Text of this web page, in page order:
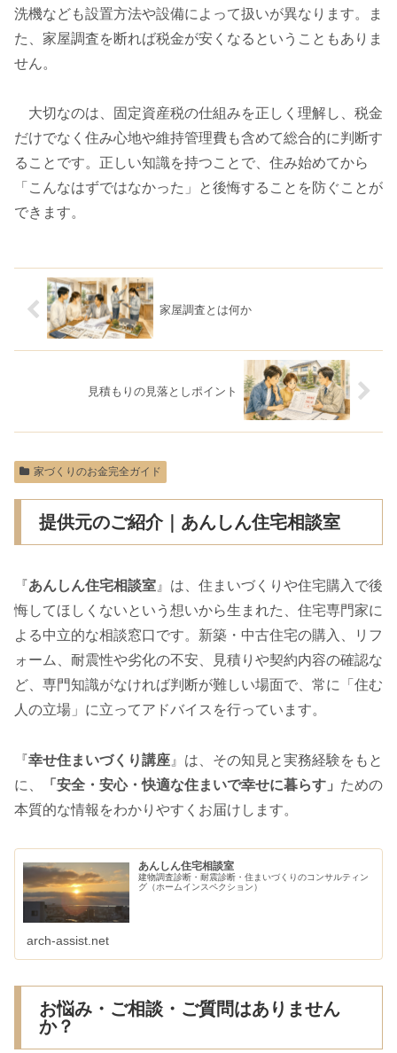
洗機なども設置方法や設備によって扱いが異なります。ま
た、家屋調査を断れば税金が安くなるということもありま
せん。
大切なのは、固定資産税の仕組みを正しく理解し、税金
だけでなく住み心地や維持管理費も含めて総合的に判断す
ることです。正しい知識を持つことで、住み始めてから
「こんなはずではなかった」と後悔することを防ぐことが
できます。
家屋調査とは何か
見積もりの見落としポイント
家づくりのお金完全ガイド
提供元のご紹介｜あんしん住宅相談室
『あんしん住宅相談室 』は、住まいづくりや住宅購入で後
悔してほしくないという想いから生まれた、住宅専門家に
よる中立的な相談窓口です。新築・中古住宅の購入、リフ
ォーム、耐震性や劣化の不安、見積りや契約内容の確認な
ど、専門知識がなければ判断が難しい場面で、常に「住む
人の立場」に立ってアドバイスを行っています。
『幸せ住まいづくり講座 』は、その知見と実務経験をもと
に、
「安全・安心・快適な住まいで幸せに暮らす」 ための
本質的な情報をわかりやすくお届けします。
あんしん住宅相談室
建物調査診断・耐震診断・住まいづくりのコンサルティン
グ（ホームインスペクション）
arch-assist.net
お悩み・ご相談・ご質問はありません
か？